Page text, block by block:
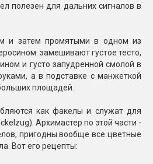
полезен для дальних сигналов в
и затем промятыми в одном из
замешивают густое тесто,
и густо запудренной смолой в
а в подставке с манжеткой
площадей.
как факелы и служат для
Архимастер по этой части -
пригодны вообще все цветные
Вот его рецепты: